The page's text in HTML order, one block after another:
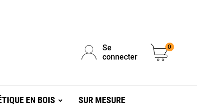
Se
connecter
0
EN BOIS SUR MESURE